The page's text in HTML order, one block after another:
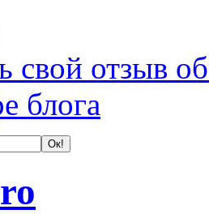
свой отзыв
блога